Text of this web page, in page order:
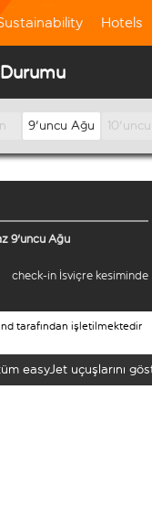
Hotels
Durumu
9'uncu Ağu
9'uncu Ağu
check-in İsviçre kesiminde
tarafından işletilmektedir
easyJet uçuşlarını